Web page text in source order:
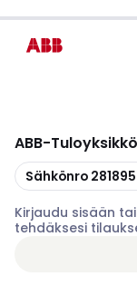
ABB-
Kopioi
Sähkönro
Kirjaudu sisään
tehdäksesi